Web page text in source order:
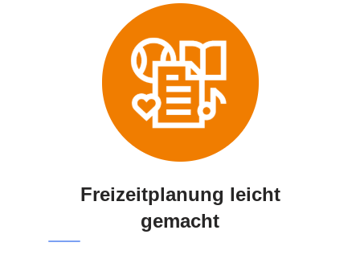
Freizeitplanung leicht
gemacht